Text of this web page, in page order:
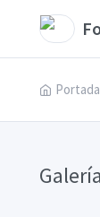
Portada